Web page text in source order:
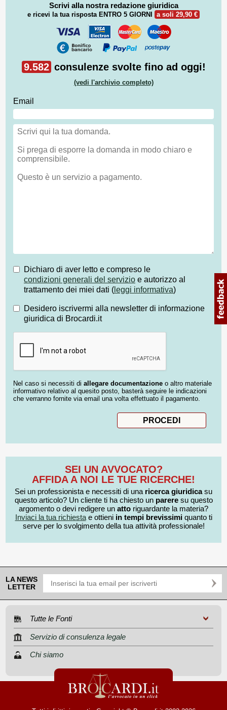
Scrivi alla nostra redazione giuridica
e ricevi la tua risposta ENTRO 5 GIORNI a soli 29,90 €
9.582 consulenze svolte fino ad oggi!
(vedi l'archivio completo)
Email
Dichiaro di aver letto e compreso le
condizioni generali del servizio e autorizzo al
trattamento dei miei dati ( leggi informativa)
Desidero iscrivermi alla newsletter di informazione
giuridica di Brocardi.it
Nel caso si necessiti di allegare documentazione o altro materiale
informativo relativo al quesito posto, basterà seguire le indicazioni
che verranno fornite via email una volta effettuato il pagamento.
SEI UN AVVOCATO?
AFFIDA A NOI LE TUE RICERCHE!
Sei un professionista e necessiti di una ricerca giuridicasu
questo articolo? Un cliente ti ha chiesto un pareresu questo
argomento o devi redigere un atto riguardante la materia?
Inviaci la tua richiestae ottieni in tempi brevissimiquanto ti
serve per lo svolgimento della tua attività professionale!
LA NEWS
LETTER
Tutte le Fonti
Servizio di consulenza legale
Chi siamo